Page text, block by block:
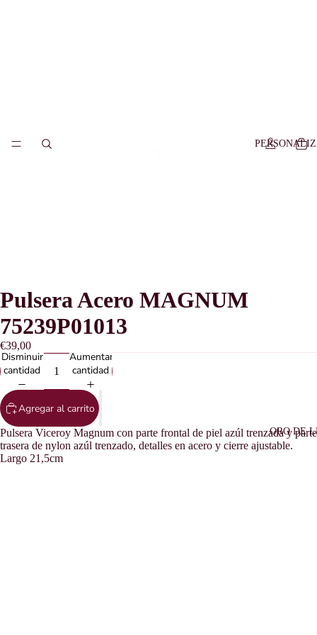
ORO DE
Pulsera Acero MAGNUM
75239P01013
€39,00
Disminuir
cantidad
Aumentar
cantidad
Agregar al carrito
Pulsera Viceroy Magnum con parte frontal de piel azúl trenzada y parte
trasera de nylon azúl trenzado, detalles en acero y cierre ajustable.
Largo 21,5cm